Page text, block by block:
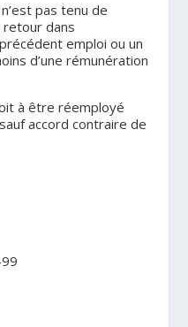
pas tenu de
retour dans
emploi ou un
d’une rémunération
à être réemployé
accord contraire de